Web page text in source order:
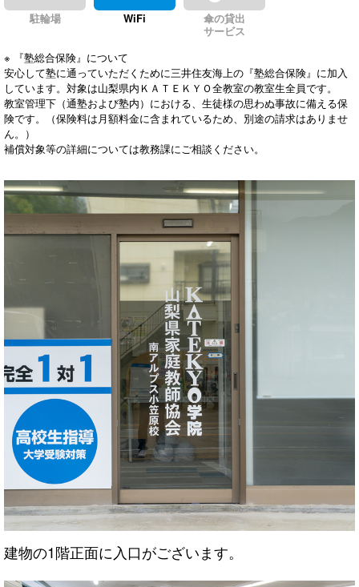
駐輪場 WiFi
傘の貸出
サービス
※ 『塾総合保険』について
安心して塾に通っていただくために三井住友海上の『塾総合保険』に加入
しています。対象は山梨県内ＫＡＴＥＫＹＯ全教室の教室生全員です。
教室管理下（通塾および塾内）における、生徒様の思わぬ事故に備える保
険です。（保険料は月額料金に含まれているため、別途の請求はありませ
ん。）
補償対象等の詳細については教務課にご相談ください。
建物の1階正面に入口がございます。